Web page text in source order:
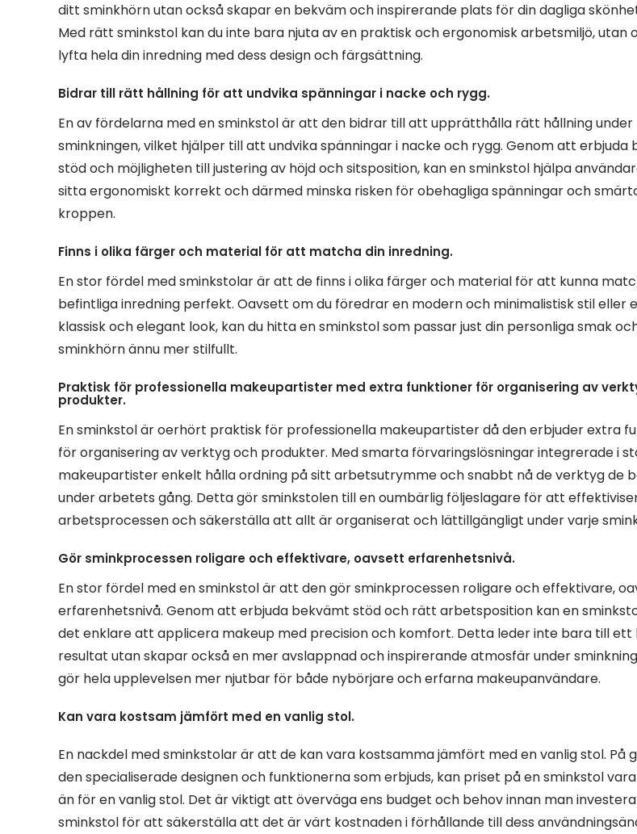
ditt sminkhörn utan också skapar en bekväm och inspirerande plats för din dagliga
Med rätt sminkstol kan du inte bara njuta av en praktisk och ergonomisk arbetsmiljö, utan
lyfta hela din inredning med dess design och färgsättning.
Bidrar till rätt hållning för att undvika spänningar i nacke och rygg.
En av fördelarna med en sminkstol är att den bidrar till att upprätthålla rätt hållning under
sminkningen, vilket hjälper till att undvika spänningar i nacke och rygg. Genom att erbjuda
stöd och möjligheten till justering av höjd och sitsposition, kan en sminkstol hjälpa
sitta ergonomiskt korrekt och därmed minska risken för obehagliga spänningar och
kroppen.
Finns i olika färger och material för att matcha din inredning.
En stor fördel med sminkstolar är att de finns i olika färger och material för att kunna
befintliga inredning perfekt. Oavsett om du föredrar en modern och minimalistisk stil eller
klassisk och elegant look, kan du hitta en sminkstol som passar just din personliga smak
sminkhörn ännu mer stilfullt.
Praktisk för professionella makeupartister med extra funktioner för organisering av
produkter.
En sminkstol är oerhört praktisk för professionella makeupartister då den erbjuder extra
för organisering av verktyg och produkter. Med smarta förvaringslösningar integrerade i
makeupartister enkelt hålla ordning på sitt arbetsutrymme och snabbt nå de verktyg de
under arbetets gång. Detta gör sminkstolen till en oumbärlig följeslagare för att
arbetsprocessen och säkerställa att allt är organiserat och lättillgängligt under varje
Gör sminkprocessen roligare och effektivare, oavsett erfarenhetsnivå.
En stor fördel med en sminkstol är att den gör sminkprocessen roligare och effektivare,
erfarenhetsnivå. Genom att erbjuda bekvämt stöd och rätt arbetsposition kan en
det enklare att applicera makeup med precision och komfort. Detta leder inte bara till
resultat utan skapar också en mer avslappnad och inspirerande atmosfär under
gör hela upplevelsen mer njutbar för både nybörjare och erfarna makeupanvändare.
Kan vara kostsam jämfört med en vanlig stol.
En nackdel med sminkstolar är att de kan vara kostsamma jämfört med en vanlig stol. På
den specialiserade designen och funktionerna som erbjuds, kan priset på en sminkstol
än för en vanlig stol. Det är viktigt att överväga ens budget och behov innan man
sminkstol för att säkerställa att det är värt kostnaden i förhållande till dess